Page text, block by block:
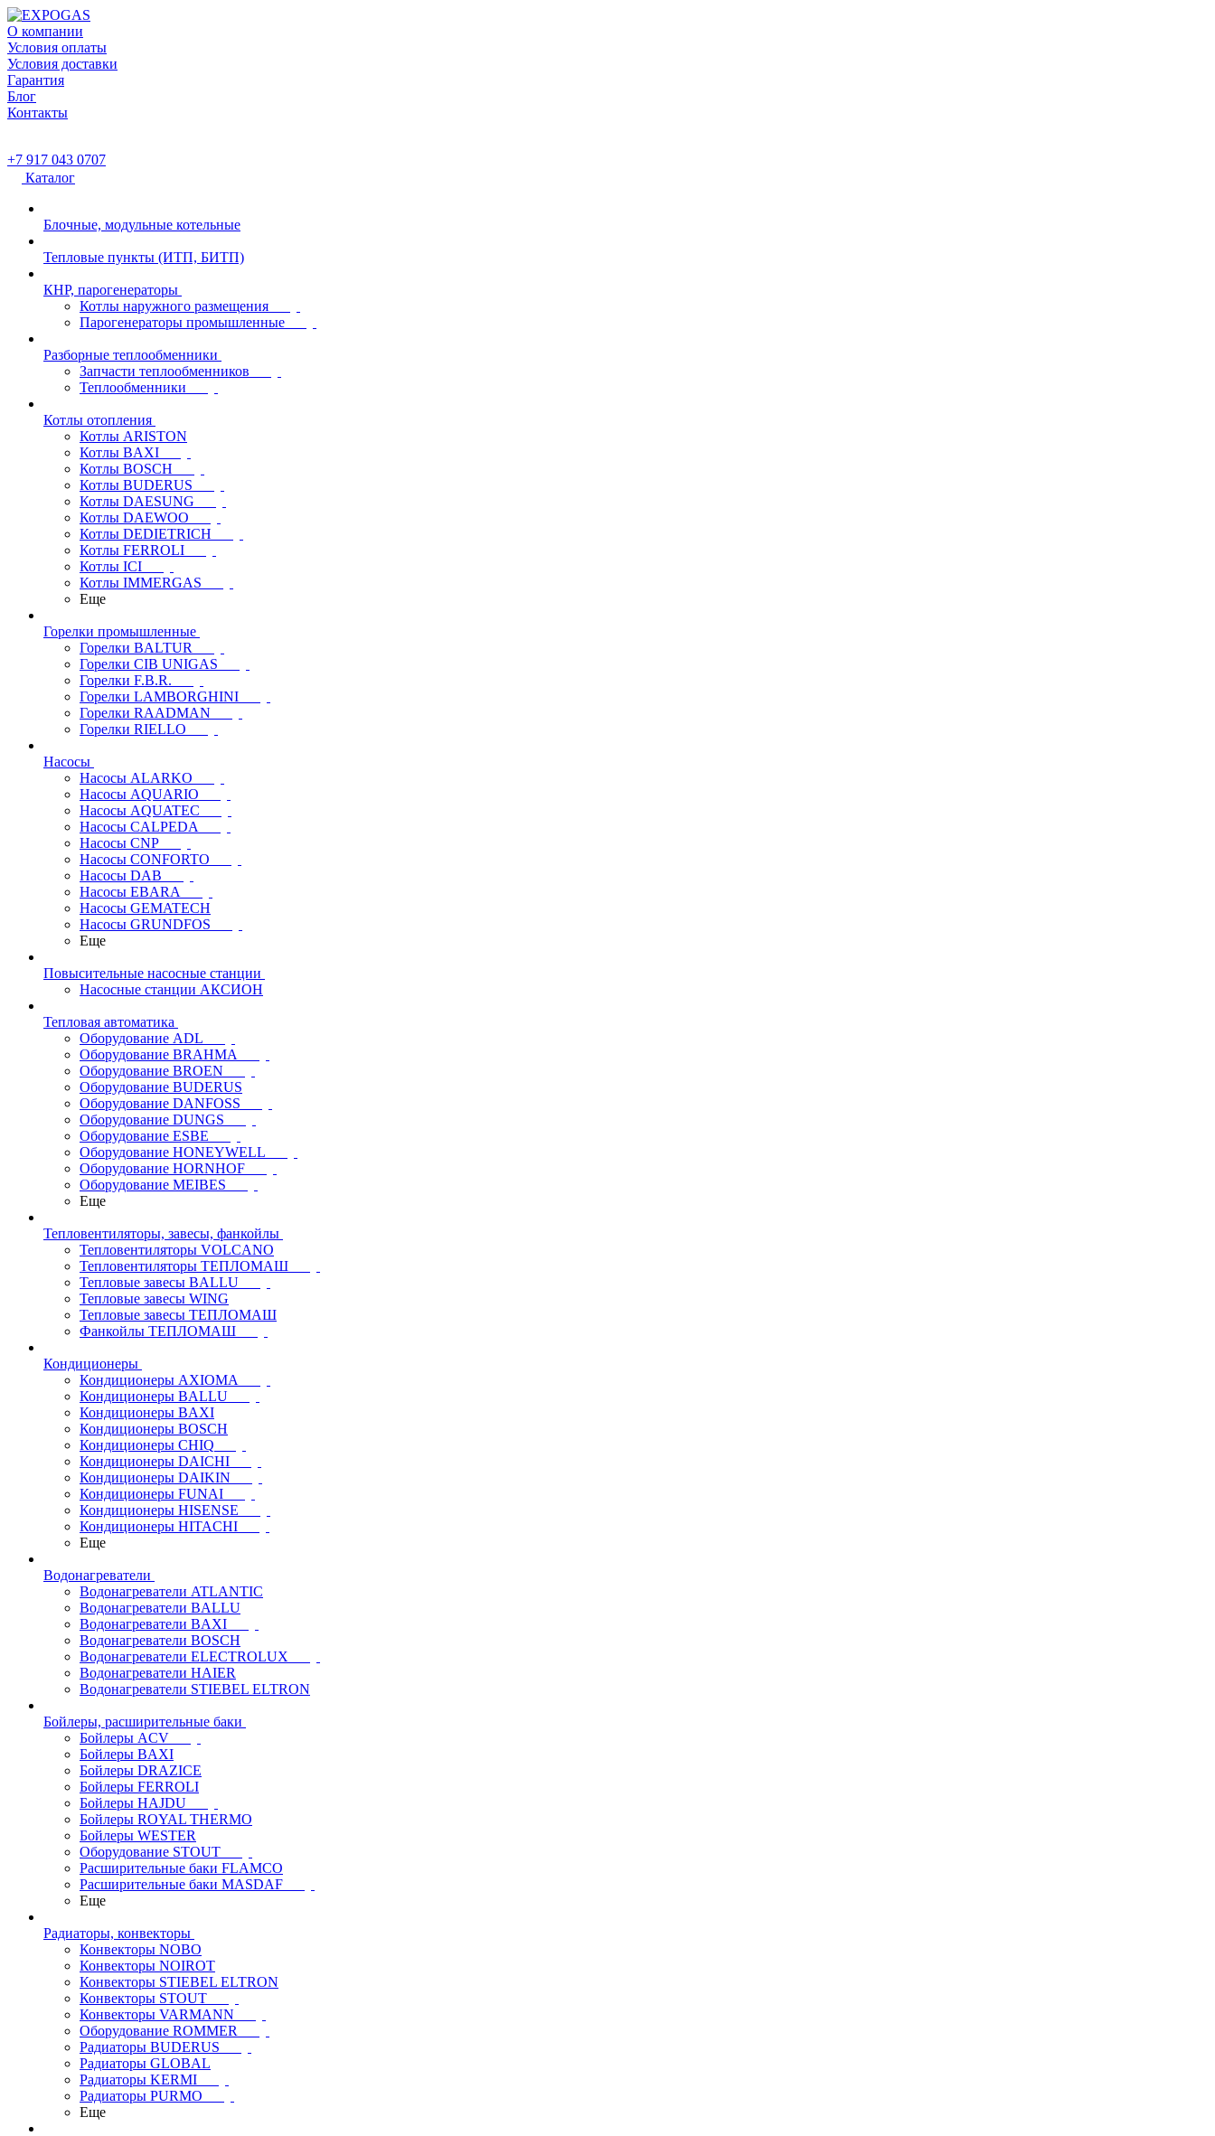
О компании
Условия оплаты
Условия доставки
Гарантия
Блог
Контакты
+7 917 043 0707
Каталог
Блочные, модульные котельные
Тепловые пункты (ИТП, БИТП)
КНР, парогенераторы
Котлы наружного размещения
Парогенераторы промышленные
Разборные теплообменники
Запчасти теплообменников
Теплообменники
Котлы отопления
Котлы ARISTON
Котлы BAXI
Котлы BOSCH
Котлы BUDERUS
Котлы DAESUNG
Котлы DAEWOO
Котлы DEDIETRICH
Котлы FERROLI
Котлы ICI
Котлы IMMERGAS
Еще
Горелки промышленные
Горелки BALTUR
Горелки CIB UNIGAS
Горелки F.B.R.
Горелки LAMBORGHINI
Горелки RAADMAN
Горелки RIELLO
Насосы
Насосы ALARKO
Насосы AQUARIO
Насосы AQUATEC
Насосы CALPEDA
Насосы CNP
Насосы CONFORTO
Насосы DAB
Насосы EBARA
Насосы GEMATECH
Насосы GRUNDFOS
Еще
Повысительные насосные станции
Насосные станции АКСИОН
Тепловая автоматика
Оборудование ADL
Оборудование BRAHMA
Оборудование BROEN
Оборудование BUDERUS
Оборудование DANFOSS
Оборудование DUNGS
Оборудование ESBE
Оборудование HONEYWELL
Оборудование HORNHOF
Оборудование MEIBES
Еще
Тепловентиляторы, завесы, фанкойлы
Тепловентиляторы VOLCANO
Тепловентиляторы ТЕПЛОМАШ
Тепловые завесы BALLU
Тепловые завесы WING
Тепловые завесы ТЕПЛОМАШ
Фанкойлы ТЕПЛОМАШ
Кондиционеры
Кондиционеры AXIOMA
Кондиционеры BALLU
Кондиционеры BAXI
Кондиционеры BOSCH
Кондиционеры CHIQ
Кондиционеры DAICHI
Кондиционеры DAIKIN
Кондиционеры FUNAI
Кондиционеры HISENSE
Кондиционеры HITACHI
Еще
Водонагреватели
Водонагреватели ATLANTIC
Водонагреватели BALLU
Водонагреватели BAXI
Водонагреватели BOSCH
Водонагреватели ELECTROLUX
Водонагреватели HAIER
Водонагреватели STIEBEL ELTRON
Бойлеры, расширительные баки
Бойлеры ACV
Бойлеры BAXI
Бойлеры DRAZICE
Бойлеры FERROLI
Бойлеры HAJDU
Бойлеры ROYAL THERMO
Бойлеры WESTER
Оборудование STOUT
Расширительные баки FLAMCO
Расширительные баки MASDAF
Еще
Радиаторы, конвекторы
Конвекторы NOBO
Конвекторы NOIROT
Конвекторы STIEBEL ELTRON
Конвекторы STOUT
Конвекторы VARMANN
Оборудование ROMMER
Радиаторы BUDERUS
Радиаторы GLOBAL
Радиаторы KERMI
Радиаторы PURMO
Еще